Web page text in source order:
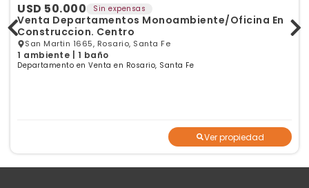
USD 50.000 Sin expensas
Venta Departamentos Monoambiente/Oficina En
Construccion. Centro
San Martin 1665, Rosario, Santa Fe
1 ambiente | 1 baño
Departamento en Venta en Rosario, Santa Fe
Ver propiedad